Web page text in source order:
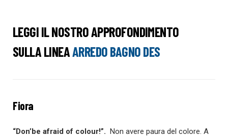
LEGGI IL NOSTRO APPROFONDIMENTO
SULLALINEAARREDO BAGNO DES
Fiora
“Don’be afraid of colour!”. Non avere paura del colore. A